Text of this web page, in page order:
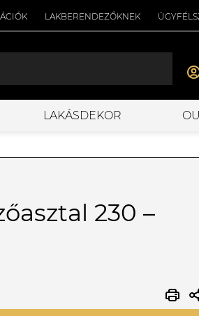
LAKBERENDEZŐKNEK
LAKÁSDEKOR
230 –